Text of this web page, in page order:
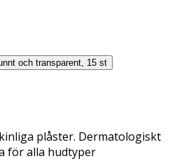
och transparent, 15 st
plåster. Dermatologiskt
för alla hudtyper